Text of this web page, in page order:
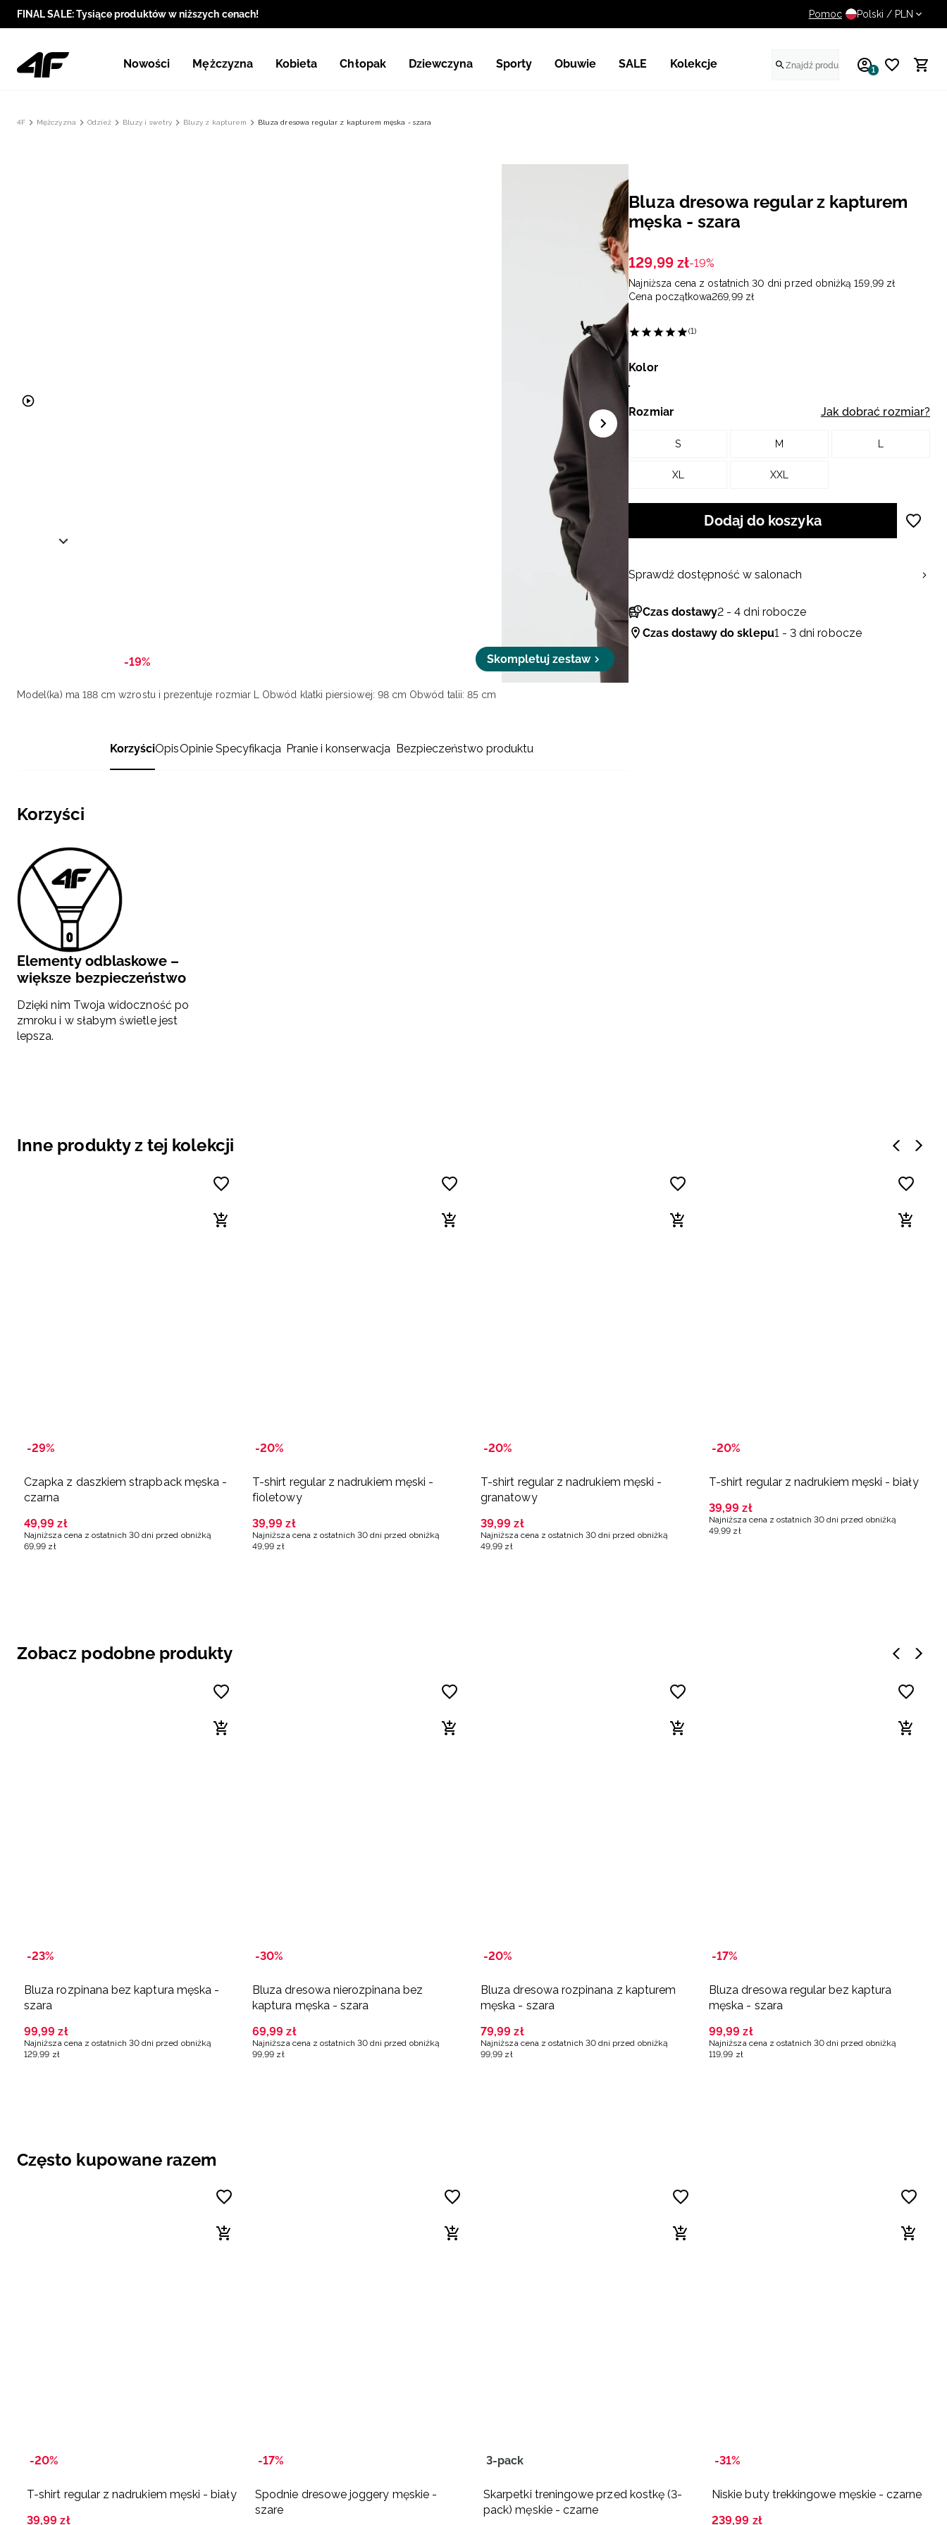
FINAL SALE: Tysiące produktów w niższych cenach! UWAGA NA FAŁSZYWE
Pomoc Polski / PLN
Nowości Mężczyzna Kobieta Chłopak Dziewczyna Sporty Obuwie SALE Kolekcje 1
4F Mężczyzna Odzież Bluzy i swetry Bluzy z kapturem Bluza dresowa regular z kapturem męska - szara
-19% Skompletuj zestaw
Model(ka) ma 188 cm wzrostu i prezentuje rozmiar L Obwód klatki piersiowej: 98 cm Obwód talii: 85 cm
KorzyściOpisOpinie Specyfikacja Pranie i konserwacja Bezpieczeństwo produktu
Korzyści
Elementy odblaskowe –
większe bezpieczeństwo
Dzięki nim Twoja widoczność po
zmroku i w słabym świetle jest
lepsza.
Bluza dresowa regular z kapturem
męska - szara
129,99 zł-19%
Najniższa cena z ostatnich 30 dni przed obniżką 159 99 zł
Cena początkowa269 99 zł
(1)
Kolor
Rozmiar Jak dobrać rozmiar?
S M
XL XXL
Dodaj do koszyka
Czas dostawy2 - 4 dni robocze
Czas dostawy do sklepu1 - 3 dni robocze
Sprawdź dostępność w salonach
Inne produkty z tej kolekcji
-29%
Czapka z daszkiem strapback męska -
czarna
49,99 zł
Najniższa cena z ostatnich 30 dni przed obniżką
69,99 zł
-20%
T-shirt regular z nadrukiem męski -
fioletowy
39,99 zł
Najniższa cena z ostatnich 30 dni przed obniżką
49,99 zł
-20%
T-shirt regular z nadrukiem męski -
granatowy
39,99 zł
Najniższa cena z ostatnich 30 dni przed obniżką
49,99 zł
-20%
T-shirt regular z nadrukiem męski - biały
39,99 zł
Najniższa cena z ostatnich 30 dni przed obniżką
49,99 zł
Zobacz podobne produkty
-23%
Bluza rozpinana bez kaptura męska -
szara
99,99 zł
Najniższa cena z ostatnich 30 dni przed obniżką
129 ,99 zł
-30%
Bluza dresowa nierozpinana bez
kaptura męska - szara
69,99 zł
Najniższa cena z ostatnich 30 dni przed obniżką
99 ,99 zł
-20%
Bluza dresowa rozpinana z kapturem
męska - szara
79,99 zł
Najniższa cena z ostatnich 30 dni przed obniżką
99 ,99 zł
-17%
Bluza dresowa regular bez kaptura
męska - szara
99,99 zł
Najniższa cena z ostatnich 30 dni przed obniżką
119 ,99 zł
Często kupowane razem
-20%
T-shirt regular z nadrukiem męski - biały
39,99 zł
-17%
Spodnie dresowe joggery męskie -
szare
3-pack
Skarpetki treningowe przed kostkę (3-
pack) męskie - czarne
-31%
Niskie buty trekkingowe męskie - czarne
239,99 zł